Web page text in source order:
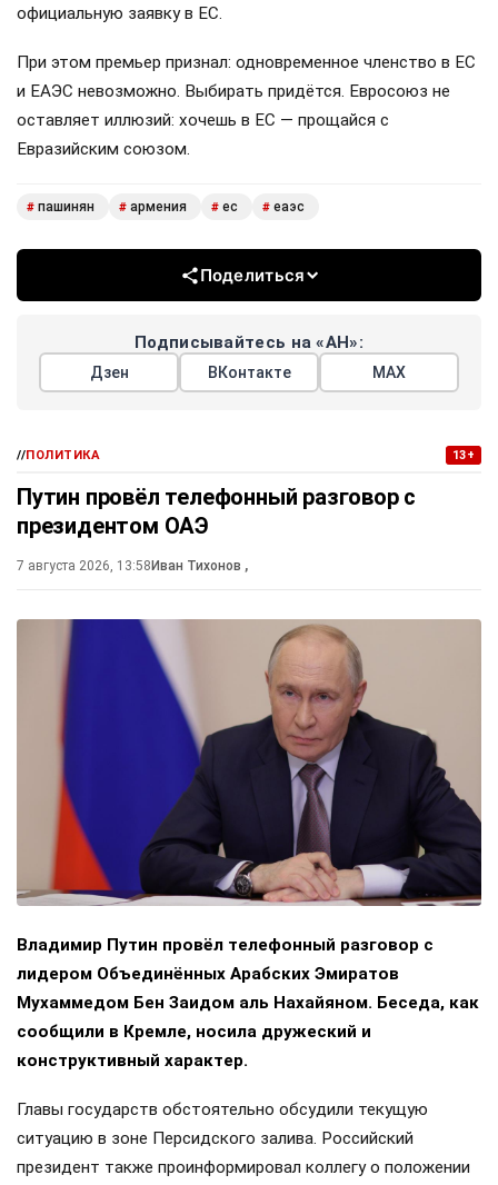
официальную заявку в ЕС.
При этом премьер признал: одновременное членство в ЕС
и ЕАЭС невозможно. Выбирать придётся. Евросоюз не
оставляет иллюзий: хочешь в ЕС — прощайся с
Евразийским союзом.
# пашинян # армения # ес # еаэс
Поделиться
Подписывайтесь на «АН»:
Дзен ВКонтакте МАХ
//ПОЛИТИКА 13+
Путин провёл телефонный разговор с
президентом ОАЭ
7 августа 2026, 13:58 Иван Тихонов ,
Владимир Путин провёл телефонный разговор с
лидером Объединённых Арабских Эмиратов
Мухаммедом Бен Заидом аль Нахайяном. Беседа, как
сообщили в Кремле, носила дружеский и
конструктивный характер.
Главы государств обстоятельно обсудили текущую
ситуацию в зоне Персидского залива. Российский
президент также проинформировал коллегу о положении